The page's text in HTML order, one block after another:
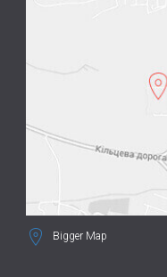
Bigger Map